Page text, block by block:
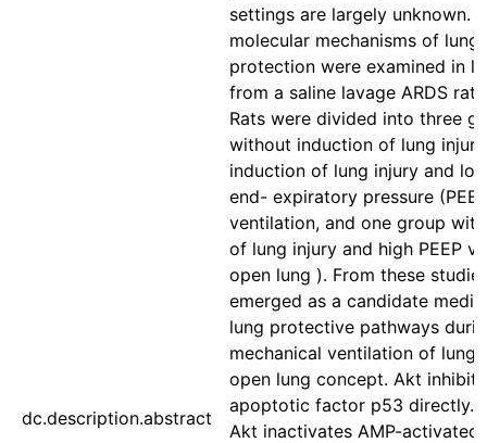
dc.description.abstract
settings are largely unknown.
molecular mechanisms of lung
protection were examined in
from a saline lavage ARDS rat
Rats were divided into three
without induction of lung
induction of lung injury and
end- expiratory pressure
ventilation, and one group
of lung injury and high PEEP
open lung ). From these
emerged as a candidate
lung protective pathways
mechanical ventilation of
open lung concept. Akt
apoptotic factor p53 directly.
Akt inactivates AMP-activated